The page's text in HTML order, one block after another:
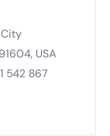
USA
542 867